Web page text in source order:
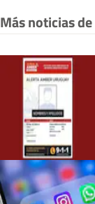
Más noticias de